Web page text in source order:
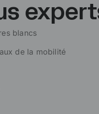
blancs
de la mobilité